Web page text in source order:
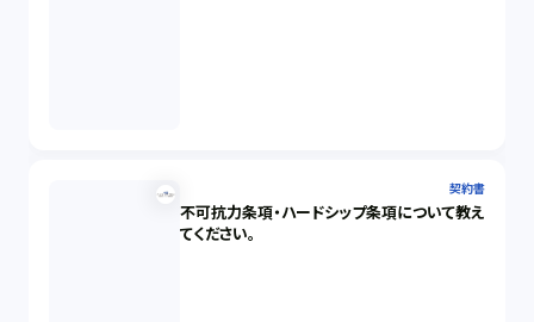
契約書
不可抗力条項・ハードシップ条項について教え
てください。